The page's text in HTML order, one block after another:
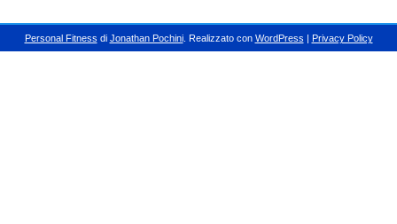
Personal Fitness di Jonathan Pochini. Realizzato con WordPress | Privacy Policy